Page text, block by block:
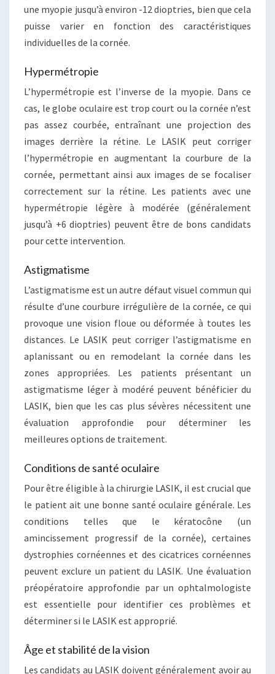
une myopie jusqu’à environ -12 dioptries, bien que cela
puisse varier en fonction des caractéristiques
individuelles de la cornée.
Hypermétropie
L’hypermétropie est l’inverse de la myopie. Dans ce
cas, le globe oculaire est trop court ou la cornée n’est
pas assez courbée, entraînant une projection des
images derrière la rétine. Le LASIK peut corriger
l’hypermétropie en augmentant la courbure de la
cornée, permettant ainsi aux images de se focaliser
correctement sur la rétine. Les patients avec une
hypermétropie légère à modérée (généralement
jusqu’à +6 dioptries) peuvent être de bons candidats
pour cette intervention.
Astigmatisme
L’astigmatisme est un autre défaut visuel commun qui
résulte d’une courbure irrégulière de la cornée, ce qui
provoque une vision floue ou déformée à toutes les
distances. Le LASIK peut corriger l’astigmatisme en
aplanissant ou en remodelant la cornée dans les
zones appropriées. Les patients présentant un
astigmatisme léger à modéré peuvent bénéficier du
LASIK, bien que les cas plus sévères nécessitent une
évaluation approfondie pour déterminer les
meilleures options de traitement.
Conditions de santé oculaire
Pour être éligible à la chirurgie LASIK, il est crucial que
le patient ait une bonne santé oculaire générale. Les
conditions telles que le kératocône (un
amincissement progressif de la cornée), certaines
dystrophies cornéennes et des cicatrices cornéennes
peuvent exclure un patient du LASIK. Une évaluation
préopératoire approfondie par un ophtalmologiste
est essentielle pour identifier ces problèmes et
déterminer si le LASIK est approprié.
Âge et stabilité de la vision
Les candidats au LASIK doivent généralement avoir au